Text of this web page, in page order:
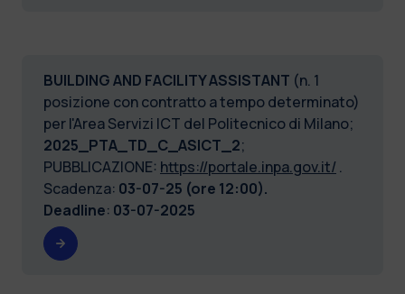
BUILDING AND FACILITY ASSISTANT (n. 1
posizione con contratto a tempo determinato)
per l'Area Servizi ICT del Politecnico di Milano;
2025_PTA_TD_C_ASICT_2;
PUBBLICAZIONE: https://portale.inpa.gov.it/ .
Scadenza: 03-07-25 (ore 12:00).
Deadline: 03-07-2025